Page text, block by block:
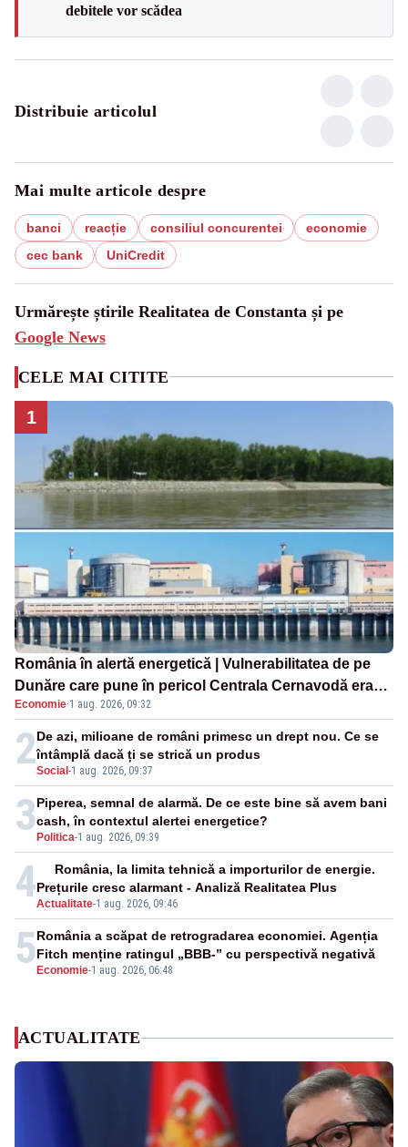
debitele vor scădea
Distribuie articolul
Mai multe articole despre
banci reacție consiliul concurentei
economie
cec bank
UniCredit
Urmărește știrile Realitatea de Constanta și pe
Google News
CELE MAI CITITE
1
România în alertă energetică | Vulnerabilitatea de pe
Dunăre care pune în pericol Centrala Cernavodă era
cunoscută de pe vremea lui Ceaușescu
Economie·1 aug. 2026, 09:32
2Social -1 aug. 2026, 09:37
De azi, milioane de români primesc un drept nou. Ce se
întâmplă dacă ți se strică un produs
3 Politica-1 aug. 2026, 09:39
Piperea, semnal de alarmă. De ce este bine să avem bani
cash, în contextul alertei energetice?
4Actualitate-1 aug. 2026, 09:46
România, la limita tehnică a importurilor de energie.
Prețurile cresc alarmant - Analiză Realitatea Plus
5 Economie-1 aug. 2026, 06:48
România a scăpat de retrogradarea economiei. Agenția
Fitch menține ratingul „BBB-” cu perspectivă negativă
ACTUALITATE